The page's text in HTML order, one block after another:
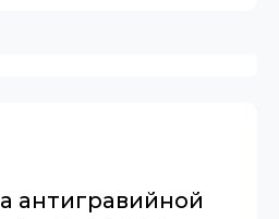
антигравийной